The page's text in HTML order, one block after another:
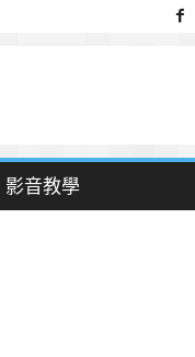
影音教學